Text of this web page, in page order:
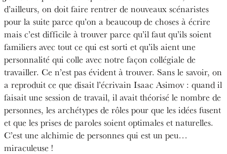
d’ailleurs, on doit faire rentrer de nouveaux scénaristes
pour la suite parce qu’on a beaucoup de choses à écrire
mais c’est difficile à trouver parce qu’il faut qu’ils soient
familiers avec tout ce qui est sorti et qu’ils aient une
personnalité qui colle avec notre façon collégiale de
travailler. Ce n’est pas évident à trouver. Sans le savoir, on
a reproduit ce que disait l’écrivain Isaac Asimov : quand il
faisait une session de travail, il avait théorisé le nombre de
personnes, les archétypes de rôles pour que les idées fusent
et que les prises de paroles soient optimales et naturelles.
C’est une alchimie de personnes qui est un peu…
miraculeuse !